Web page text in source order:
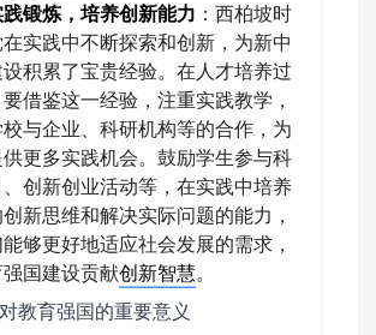
锻炼，培养创新能力 ：西柏坡时
实践中不断探索和创新，为新中
积累了宝贵经验。在人才培养过
借鉴这一经验，注重实践教学，
与企业、科研机构等的合作，为
更多实践机会。鼓励学生参与科
创新创业活动等，在实践中培养
新思维和解决实际问题的能力，
够更好地适应社会发展的需求，
国建设贡献创新智慧。
教育强国的重要意义